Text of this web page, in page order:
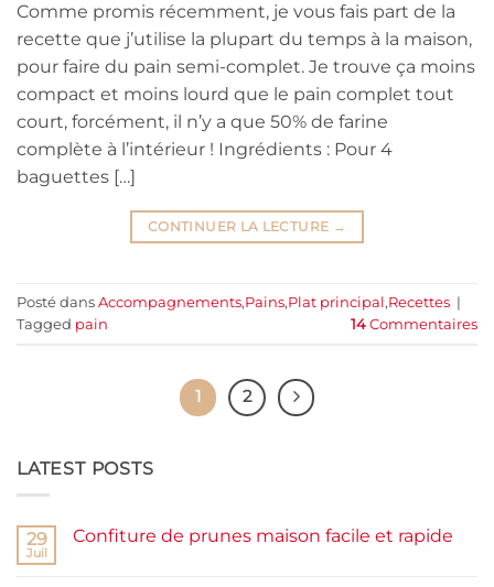
Comme promis récemment, je vous fais part de la
recette que j’utilise la plupart du temps à la maison,
pour faire du pain semi-complet. Je trouve ça moins
compact et moins lourd que le pain complet tout
court, forcément, il n’y a que 50% de farine
complète à l’intérieur ! Ingrédients : Pour 4
baguettes […]
CONTINUER LA LECTURE →
Posté dans Accompagnements,Pains,Plat principal,Recettes |
Tagged pain 14 Commentaires
1 2
LATEST POSTS
29
Juil
Confiture de prunes maison facile et rapide